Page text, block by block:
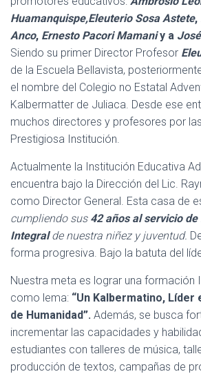
Huamanquispe,Eleuterio Sosa Astete,
Anco, Ernesto Pacori Mamaniy a
Siendo su primer Director Profesor
de la Escuela Bellavista,
el nombre del Colegio no Estatal
Kalbermatter de Juliaca. Desde ese
muchos directores y profesores por
Prestigiosa Institución.
Actualmente la Institución Educativa
encuentra bajo la Dirección del Lic.
como Director General. Esta casa de
cumpliendo sus 42 años al servicio de
Integralde nuestra niñez y juventud.
forma progresiva. Bajo la batuta del
Nuestra meta es lograr una formación
como lema: “Un Kalbermatino, Líder
de Humanidad”. Además, se busca
incrementar las capacidades y
estudiantes con talleres de música,
producción de textos, campañas de